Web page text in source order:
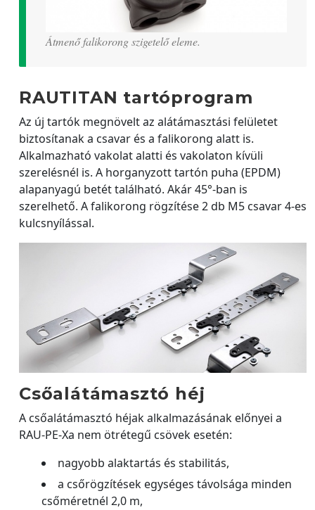
Átmenő falikorong szigetelő eleme.
RAUTITAN tartóprogram
Az új tartók megnövelt az alátámasztási felületet
biztosítanak a csavar és a falikorong alatt is.
Alkalmazható vakolat alatti és vakolaton kívüli
szerelésnél is. A horganyzott tartón puha (EPDM)
alapanyagú betét található. Akár 45°-ban is
szerelhető. A falikorong rögzítése 2 db M5 csavar 4-es
kulcsnyílással.
Csőalátámasztó héj
A csőalátámasztó héjak alkalmazásának előnyei a
RAU-PE-Xa nem ötrétegű csövek esetén:
nagyobb alaktartás és stabilitás,
a csőrögzítések egységes távolsága minden
csőméretnél 2,0 m,